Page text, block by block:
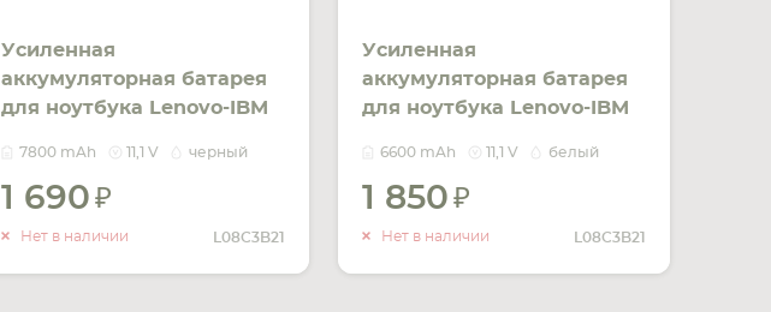
Усиленная
аккумуляторная батарея
для ноутбука Lenovo-IBM
7800mAh OEM
7800 mAh 11,1 V черный
1 690
Нет в наличии L08C3B21
О НАЛИЧИИ
Усиленная
аккумуляторная батарея
для ноутбука Lenovo-IBM
6600mAh OEM
6600 mAh 11,1 V белый
1 850
Нет в наличии L08C3B21
О НАЛИЧИИ